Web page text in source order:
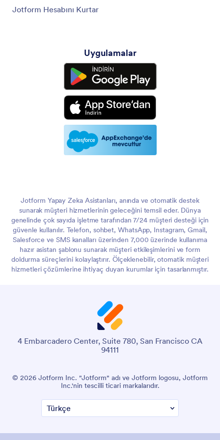
Jotform Hesabını Kurtar
Uygulamalar
Jotform Yapay Zeka Asistanları, anında ve otomatik destek
sunarak müşteri hizmetlerinin geleceğini temsil eder. Dünya
genelinde çok sayıda işletme tarafından 7/24 müşteri desteği için
güvenle kullanılır. Telefon, sohbet, WhatsApp, Instagram, Gmail,
Salesforce ve SMS kanalları üzerinden 7,000 üzerinde kullanıma
hazır asistan şablonu sunarak müşteri etkileşimlerini ve form
doldurma süreçlerini kolaylaştırır. Ölçeklenebilir, otomatik müşteri
hizmetleri çözümlerine ihtiyaç duyan kurumlar için tasarlanmıştır.
4 Embarcadero Center, Suite 780, San Francisco CA
94111
© 2026 Jotform Inc. "Jotform" adı ve Jotform logosu, Jotform
Inc.'nin tescilli ticari markalarıdır.